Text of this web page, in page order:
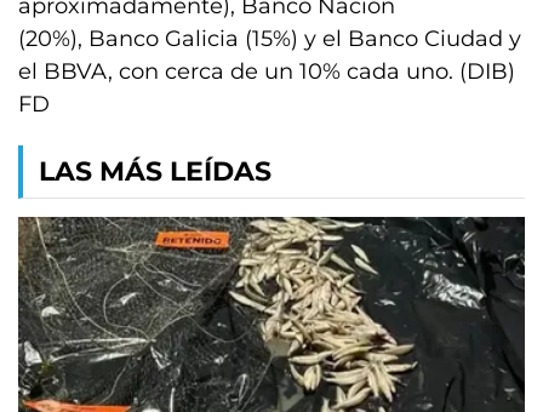
aproximadamente), Banco Nación
(20%), Banco Galicia (15%) y el Banco Ciudad y
el BBVA, con cerca de un 10% cada uno. (DIB)
FD
LAS MÁS LEÍDAS